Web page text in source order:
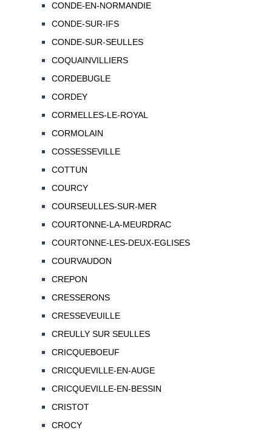
CONDE-EN-NORMANDIE
CONDE-SUR-IFS
CONDE-SUR-SEULLES
COQUAINVILLIERS
CORDEBUGLE
CORDEY
CORMELLES-LE-ROYAL
CORMOLAIN
COSSESSEVILLE
COTTUN
COURCY
COURSEULLES-SUR-MER
COURTONNE-LA-MEURDRAC
COURTONNE-LES-DEUX-EGLISES
COURVAUDON
CREPON
CRESSERONS
CRESSEVEUILLE
CREULLY SUR SEULLES
CRICQUEBOEUF
CRICQUEVILLE-EN-AUGE
CRICQUEVILLE-EN-BESSIN
CRISTOT
CROCY